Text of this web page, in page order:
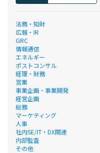
法務・知財
広報・IR
GRC
情報通信
エネルギー
ポストコンサル
経理・財務
営業
事業企画・事業開発
経営企画
総務
マーケティング
人事
社内SE/IT・DX関連
内部監査
その他